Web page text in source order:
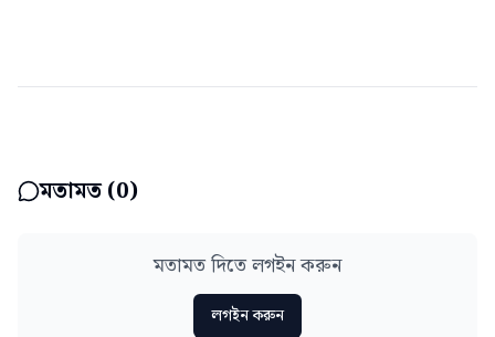
মতামত (0)
মতামত দিতে লগইন করুন
লগইন করুন